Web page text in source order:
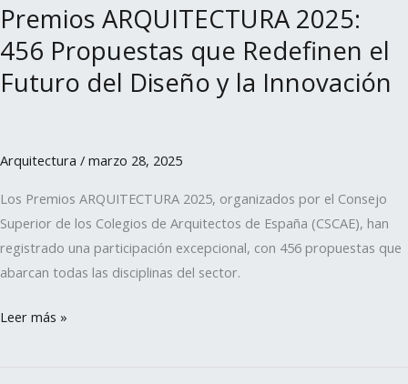
Premios ARQUITECTURA 2025:
456 Propuestas que Redefinen el
Futuro del Diseño y la Innovación
Arquitectura / marzo 28, 2025
Los Premios ARQUITECTURA 2025, organizados por el Consejo
Superior de los Colegios de Arquitectos de España (CSCAE), han
registrado una participación excepcional, con 456 propuestas que
abarcan todas las disciplinas del sector.
y
la
Innovación
Leer más »